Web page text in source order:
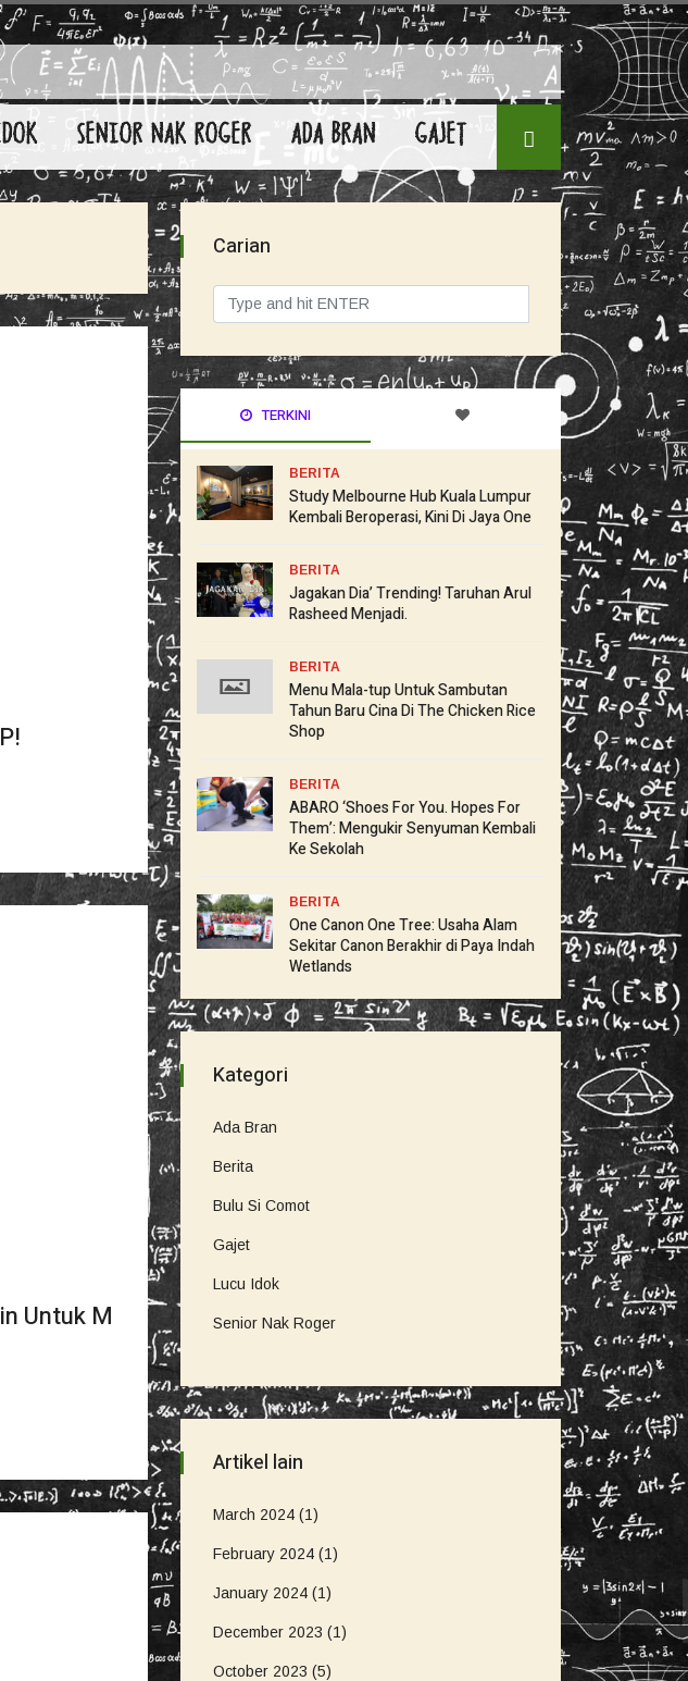
SENIOR NAK ROGER ADA BRAN GAJET
Untuk M
Carian
TERKINI
BERITA
Study Melbourne Hub Kuala Lumpur
Kembali Beroperasi, Kini Di Jaya One
BERITA
Jagakan Dia’ Trending! Taruhan Arul
Rasheed Menjadi.
BERITA
Menu Mala-tup Untuk Sambutan
Tahun Baru Cina Di The Chicken Rice
Shop
BERITA
ABARO ‘Shoes For You. Hopes For
Them’: Mengukir Senyuman Kembali
Ke Sekolah
BERITA
One Canon One Tree: Usaha Alam
Sekitar Canon Berakhir di Paya Indah
Wetlands
Kategori
Ada Bran
Berita
Bulu Si Comot
Gajet
Lucu Idok
Senior Nak Roger
Artikel lain
March 2024 (1)
February 2024 (1)
January 2024 (1)
December 2023 (1)
October 2023 (5)